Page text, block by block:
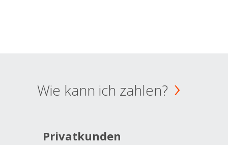
Wie kann ich zahlen?
Privatkunden